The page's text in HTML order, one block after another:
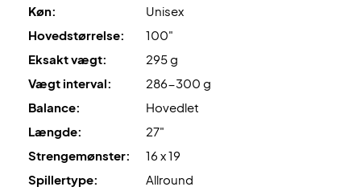
Få et kraftfuldt spil på banen - køb denne Head
tennisketcher nu!
OBS: Leveres med fabriksopstrengning. Vi anbefaler dog,
Ekspertrådgivning
: Til denne ketcher anbefaler vi en
opstrengning med Wilson Revolve og 24 kg.
Køn:
Unisex
Hovedstørrelse:
100"
Eksakt vægt:
295 g
Vægt interval:
286-300 g
Balance:
Hovedlet
Længde:
27"
Strengemønster:
16 x 19
Spillertype:
Allround